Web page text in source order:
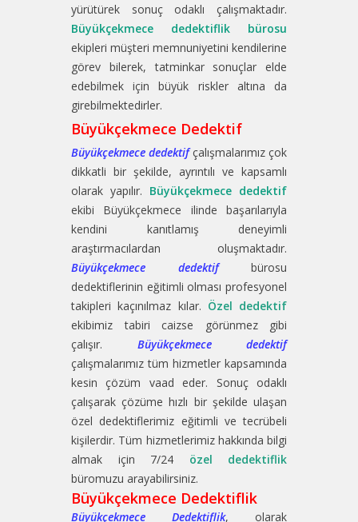
yürütürek sonuç odaklı çalışmaktadır.
Büyükçekmece dedektiflik bürosu
ekipleri müşteri memnuniyetini kendilerine
görev bilerek, tatminkar sonuçlar elde
edebilmek için büyük riskler altına da
girebilmektedirler.
Büyükçekmece Dedektif
Büyükçekmece dedektifçalışmalarımız çok
dikkatli bir şekilde, ayrıntılı ve kapsamlı
olarak yapılır. Büyükçekmece dedektif
ekibi Büyükçekmece ilinde başarılarıyla
kendini kanıtlamış deneyimli
araştırmacılardan oluşmaktadır.
Büyükçekmece dedektifbürosu
dedektiflerinin eğitimli olması profesyonel
takipleri kaçınılmaz kılar. Özel dedektif
ekibimiz tabiri caizse görünmez gibi
çalışır. Büyükçekmece dedektif
çalışmalarımız tüm hizmetler kapsamında
kesin çözüm vaad eder. Sonuç odaklı
çalışarak çözüme hızlı bir şekilde ulaşan
özel dedektiflerimiz eğitimli ve tecrübeli
kişilerdir. Tüm hizmetlerimiz hakkında bilgi
almak için 7/24 özel dedektiflik
büromuzu arayabilirsiniz.
Büyükçekmece Dedektiflik
Büyükçekmece Dedektiflik, olarak